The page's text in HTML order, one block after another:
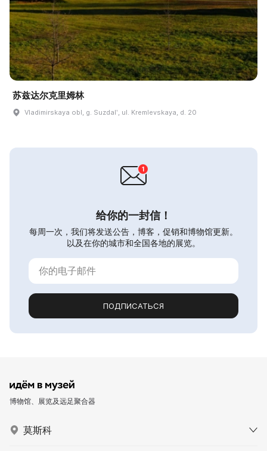
苏兹达尔克里姆林
Vladimirskaya obl, g. Suzdalʹ, ul. Kremlevskaya, d. 20
给你的一封信！
每周一次，我们将发送公告，博客，促销和博物馆更新。
以及在你的城市和全国各地的展览。
ПОДПИСАТЬСЯ
博物馆、展览及远足聚合器
莫斯科